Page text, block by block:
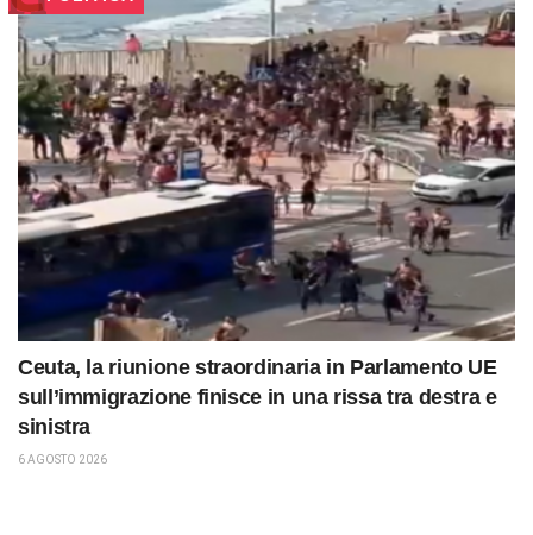
Ceuta, la riunione straordinaria in Parlamento UE
sull’immigrazione finisce in una rissa tra destra e
sinistra
6 AGOSTO 2026